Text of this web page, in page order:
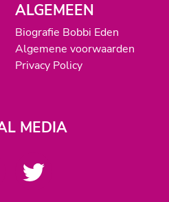
ALGEMEEN
Biografie Bobbi Eden
Algemene voorwaarden
Privacy Policy
MEDIA